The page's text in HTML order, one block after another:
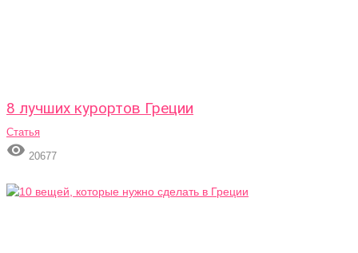
8 лучших курортов Греции
Статья
 20677